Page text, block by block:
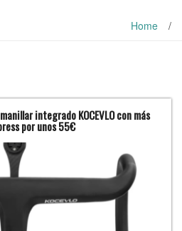
Home /
integrado KOCEVLO con más
por unos 55€